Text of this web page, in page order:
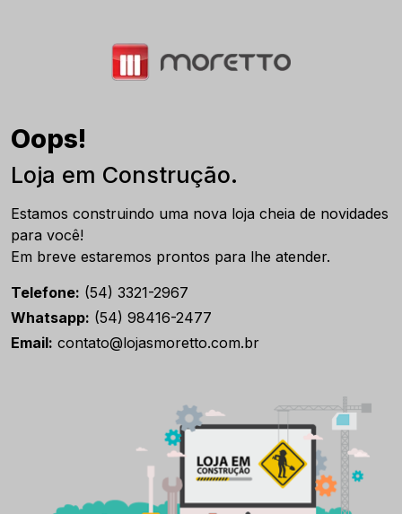
Oops!
Loja em Construção.
Estamos construindo uma nova loja cheia de novidades
para você!
Em breve estaremos prontos para lhe atender.
Telefone: (54) 3321-2967
Whatsapp: (54) 98416-2477
Email: contato@lojasmoretto.com.br